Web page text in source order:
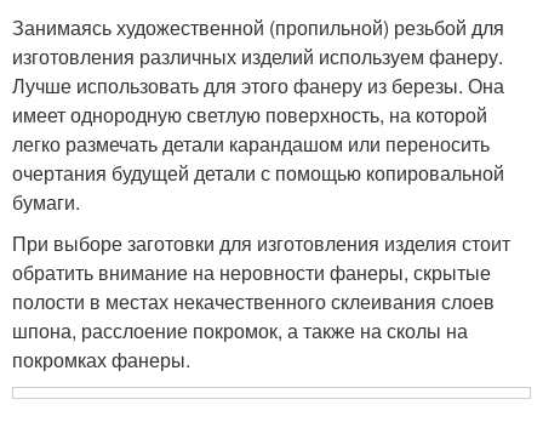
Занимаясь художественной (пропильной) резьбой для
изготовления различных изделий используем фанеру.
Лучше использовать для этого фанеру из березы. Она
име­ет однородную светлую поверхность, на которой
легко размечать детали карандашом или переносить
очертания будущей детали с помощью копировальной
бумаги.
При выборе заготовки для изготовления изделия стоит
обра­тить внимание на неровности фанеры, скрытые
полости в местах некачественного склеивания слоев
шпона, расслоение покромок, а также на сколы на
покромках фанеры.